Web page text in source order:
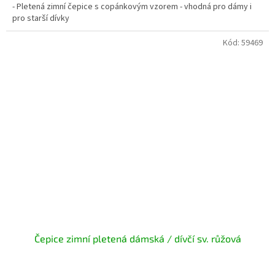
- Pletená zimní čepice s copánkovým vzorem - vhodná pro dámy i
pro starší dívky
Čepice zimní pletená dámská / dívčí sv. růžová
Kód: 59469